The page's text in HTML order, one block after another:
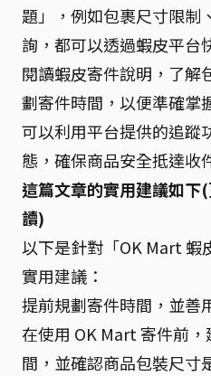
題」，例如包裹尺寸限制
詢，都可以透過蝦皮平台
閱讀蝦皮寄件說明，了解
劃寄件時間，以便準確掌
可以利用平台提供的追蹤
態，確保商品安全抵達收
這篇文章的實用建議如下
讀)
以下是針對「OK Mart 蝦
實用建議：
提前規劃寄件時間，並善
在使用 OK Mart 寄件前
間，並確認商品包裝尺寸